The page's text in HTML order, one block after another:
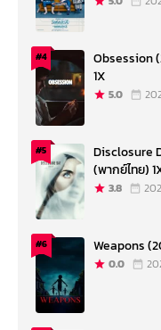
#4
Obsession
1X
5.0
#5
Disclosure
(พากย์ไทย)
3.8
#6 Weapons
0.0